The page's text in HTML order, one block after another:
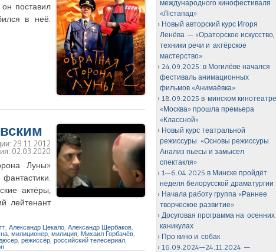
поставил
в неё.
29.11.2012
02.03.2020
Луны»
актёры,
лейтенант
, Александр Цекало, Александр Щербаков,
, милиционер, милиция, Михаил Горбачёв,
, режиссёр, российский телесериал,
международного кинофестиваля
«Лiстапад»
Новый авторский курс Игоря
Ленёва — «Ораторское искусство,
техники речи и актёрское
мастерство»
24.09.2025: в Могилёве начался
фестиваль анимационных
фильмов «Анимаёвка»
18.09.2025 в минском
«Москва» прошла премьера
«Классной»
Новый курс театральной
режиссуры: «Основы режиссуры.
Анализ пьесы и замысел
спектакля»
1—6.04.2025 в Минске пройдёт
неделя белорусской драматургии
Начала работу группа «Раннее
творческое развитие»
Досуговая программа на осенних
каникулах
Про кино и собак
16.09.2024—24.11.2024 —